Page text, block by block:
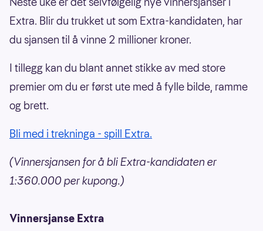
Extra. Blir du trukket ut som Extra-kandidaten, har
du sjansen til å vinne 2 millioner kroner.
I tillegg kan du blant annet stikke av med store
premier om du er først ute med å fylle bilde, ramme
og brett.
Bli med i trekninga - spill Extra.
(Vinnersjansen for å bli Extra-kandidaten er
1:360.000 per kupong.)
Vinnersjanse Extra